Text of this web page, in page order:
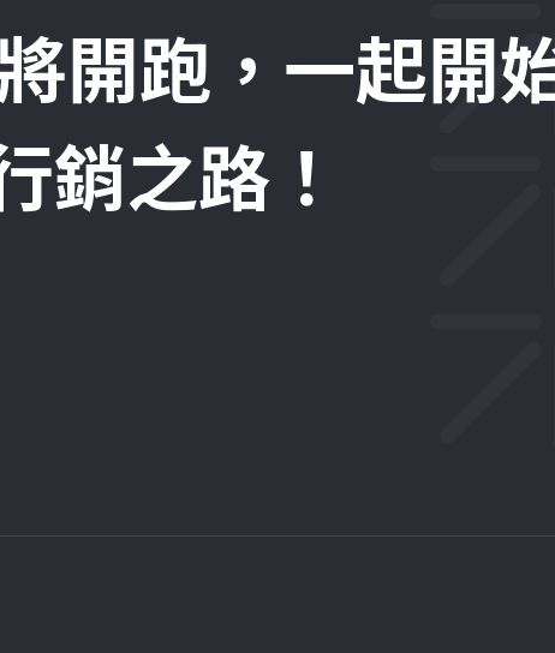
開跑，一起開
銷之路！